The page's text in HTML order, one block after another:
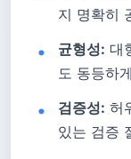
지 명확히
균형성: 대
도 동등하
검증성: 허
있는 검증